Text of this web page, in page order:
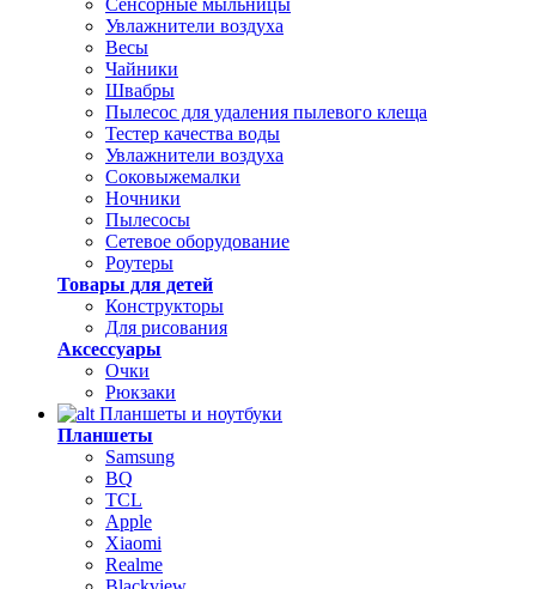
Сенсорные мыльницы
Увлажнители воздуха
Весы
Чайники
Швабры
Пылесос для удаления пылевого клеща
Тестер качества воды
Увлажнители воздуха
Соковыжемалки
Ночники
Пылесосы
Сетевое оборудование
Роутеры
Товары для детей
Конструкторы
Для рисования
Аксессуары
Очки
Рюкзаки
Планшеты и ноутбуки
Планшеты
Samsung
BQ
TCL
Apple
Xiaomi
Realme